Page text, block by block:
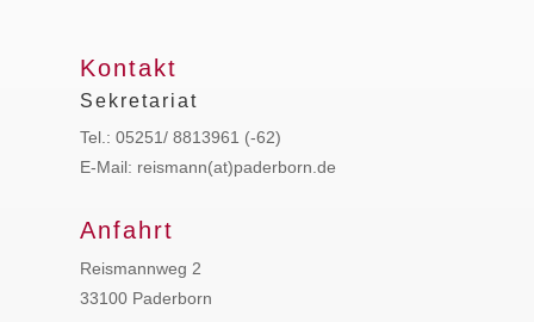
Kontakt
Sekretariat
Tel.: 05251/ 8813961 (-62)
E-Mail: reismann(at)paderborn.de
Anfahrt
Reismannweg 2
33100 Paderborn